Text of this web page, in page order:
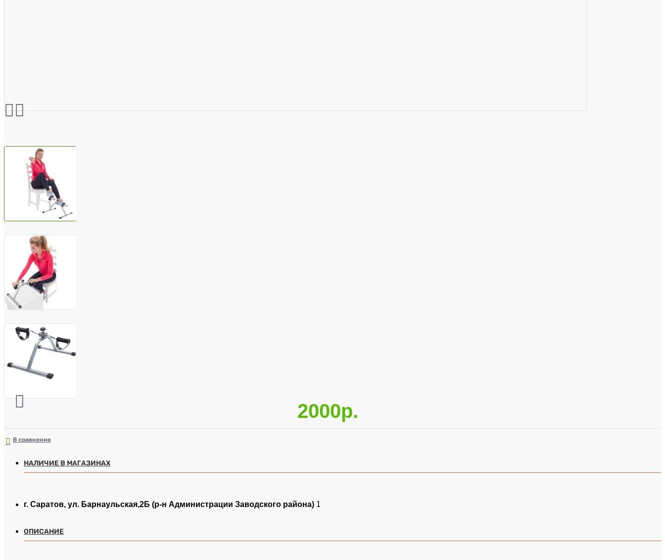
2000р.
В сравнение
НАЛИЧИЕ В МАГАЗИНАХ
г. Саратов, ул. Барнаульская,2Б (р-н Администрации Заводского района) 1
ОПИСАНИЕ